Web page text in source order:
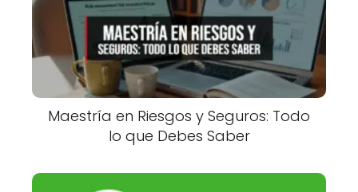
Maestría en Riesgos y Seguros: Todo
lo que Debes Saber